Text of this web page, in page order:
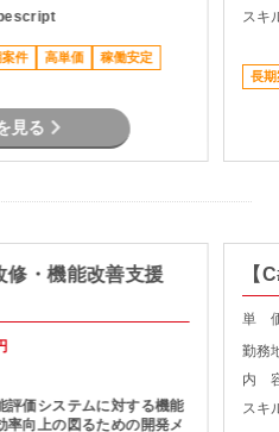
件 高単価 稼働安定
見る
スキ
長期
修・機能改善支援
評価システムに対する機能
率向上の図るための開発メ
【
単
勤務
内
スキ